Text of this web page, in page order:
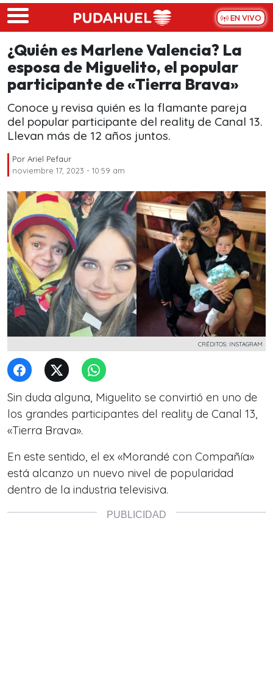
Skip to main content
EN VIVO
¿Quién es Marlene Valencia? La
esposa de Miguelito, el popular
participante de «Tierra Brava»
Conoce y revisa quién es la flamante pareja
del popular participante del reality de Canal 13.
Llevan más de 12 años juntos.
Por Ariel Pefaur
noviembre 17, 2023 - 10:59 am
CRÉDITOS: INSTAGRAM
Sin duda alguna, Miguelito se convirtió en uno de
los grandes participantes del reality de Canal 13,
«Tierra Brava».
En este sentido, el ex «Morandé con Compañía»
está alcanzo un nuevo nivel de popularidad
dentro de la industria televisiva.